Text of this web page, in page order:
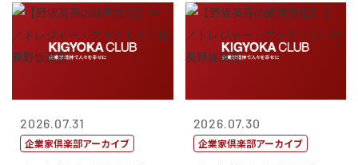
2026.07.31
企業家倶楽部アーカイブ
2026.07.30
企業家倶楽部アーカイブ